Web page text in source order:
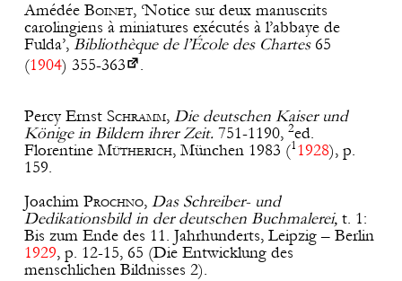
Amédée Boinet, ‘Notice sur deux manuscrits
carolingiens à miniatures exécutés à l’abbaye de
Fulda’, Bibliothèque de l’École des Chartes65
(1904) 355-363 .
Percy Ernst Schramm, Die deutschen Kaiser und
Könige in Bildern ihrer Zeit. 751-1190, 2ed.
Florentine Mütherich, München 1983 (11928), p.
159.
Joachim Prochno, Das Schreiber- und
Dedikationsbild in der deutschen Buchmalerei, t. 1:
Bis zum Ende des 11. Jahrhunderts, Leipzig – Berlin
1929, p. 12-15, 65 (Die Entwicklung des
menschlichen Bildnisses 2).